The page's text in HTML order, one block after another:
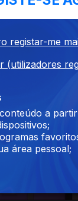
registar-me
(utilizadores
a
área pessoal;